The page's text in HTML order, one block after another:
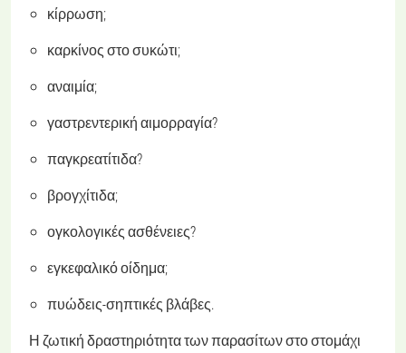
κίρρωση;
καρκίνος στο συκώτι;
αναιμία;
γαστρεντερική αιμορραγία?
παγκρεατίτιδα?
βρογχίτιδα;
ογκολογικές ασθένειες?
εγκεφαλικό οίδημα;
πυώδεις-σηπτικές βλάβες.
Η ζωτική δραστηριότητα των παρασίτων στο στομάχι